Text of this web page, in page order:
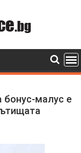
бонус-малус е